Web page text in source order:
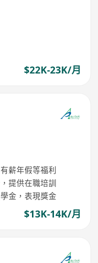
$22K-23K/月
薪年假等福利
提供在職培訓
金，表現獎金
$13K-14K/月